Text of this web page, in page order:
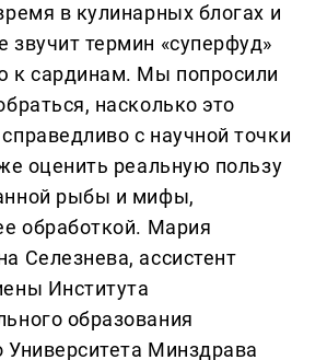
в кулинарных блогах и
термин «суперфуд»
к сардинам. Мы попросили
насколько это
с научной точки
оценить реальную пользу
рыбы и мифы,
обработкой. Мария
Селезнева, ассистент
Института
образования
Университета Минздрава